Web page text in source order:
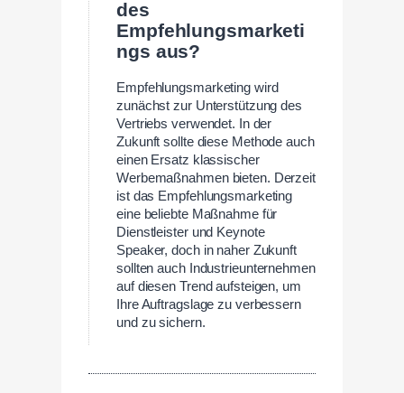
des
Empfehlungsmarketi
ngs aus?
Empfehlungsmarketing wird
zunächst zur Unterstützung des
Vertriebs verwendet. In der
Zukunft sollte diese Methode auch
einen Ersatz klassischer
Werbemaßnahmen bieten. Derzeit
ist das Empfehlungsmarketing
eine beliebte Maßnahme für
Dienstleister und Keynote
Speaker, doch in naher Zukunft
sollten auch Industrieunternehmen
auf diesen Trend aufsteigen, um
Ihre Auftragslage zu verbessern
und zu sichern.